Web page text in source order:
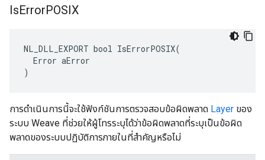
IsErrorPOSIX
NL_DLL_EXPORT bool IsErrorPOSIX(
  Error aError
)
การดำเนินการนี้จะใช้ฟังก์ชันการตรวจสอบข้อผิดพลาด Layer ของ
ระบบ Weave ที่ช่วยให้ผู้โทรระบุได้ว่าข้อผิดพลาดที่ระบุเป็นข้อผิด
พลาดของระบบปฏิบัติการภายในที่สําคัญหรือไม่